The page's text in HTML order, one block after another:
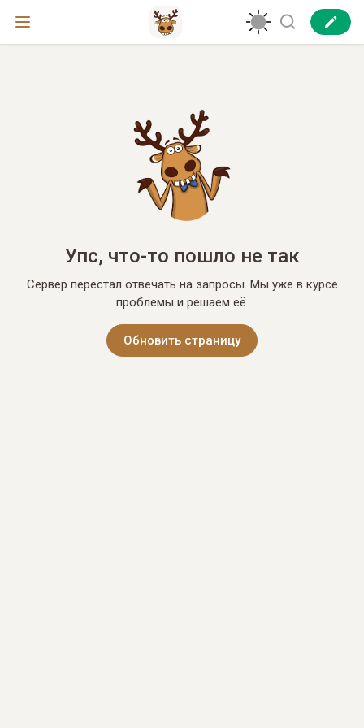
Упс, что-то пошло не так
Сервер перестал отвечать на запросы. Мы уже в курсе
проблемы и решаем её.
Обновить страницу